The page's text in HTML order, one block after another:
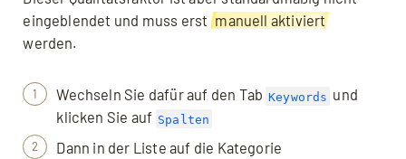
Sonstige Relevanzfaktoren
Der Qualitätsfaktor für den Anzeigenrang
eingeblendet und muss erst manuell aktiviert
werden.
Wechseln Sie dafür auf den Tab Keywords und
klicken Sie auf Spalten
Dann in der Liste auf die Kategorie